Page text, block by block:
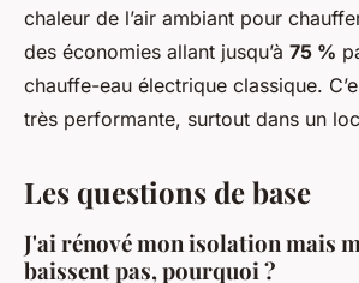
chaleur de l’air ambiant pour
des économies allant jusqu’à 75 %
chauffe-eau électrique classique.
très performante, surtout dans un
Les questions de base
J'ai rénové mon isolation mais
baissent pas, pourquoi ?